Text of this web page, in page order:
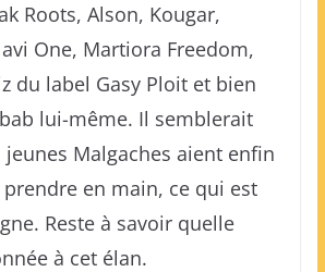
Roots, Alson, Kougar,
One, Martiora Freedom,
du label Gasy Ploit et bien
lui-même. Il semblerait
Malgaches aient enfin
en main, ce qui est
Reste à savoir quelle
à cet élan.